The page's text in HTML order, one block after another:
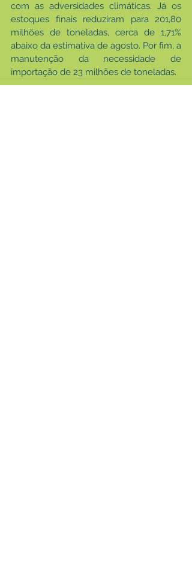
com as adversidades climáticas. Já os
estoques finais reduziram para 201,80
milhões de toneladas, cerca de 1,71%
abaixo da estimativa de agosto. Por fim, a
manutenção da necessidade de
importação de 23 milhões de toneladas.